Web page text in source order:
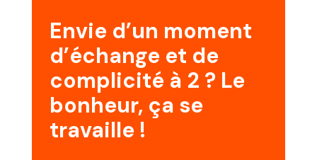
Envie d’un moment
d’échange et de
complicité à 2 ? Le
bonheur, ça se
travaille !